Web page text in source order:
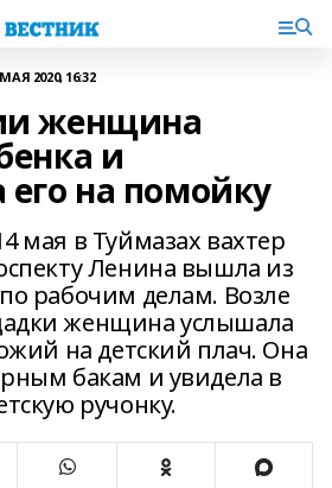
2020, 16:32
женщина
и
на помойку
мая в Туймазах вахтер
Ленина вышла из
рабочим делам. Возле
женщина услышала
на детский плач. Она
бакам и увидела в
ручонку.